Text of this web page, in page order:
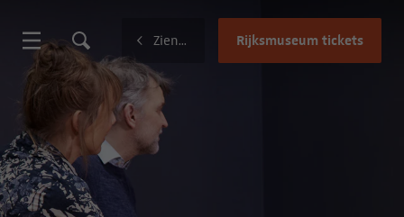
Zien en doen Rijksmuseum tickets